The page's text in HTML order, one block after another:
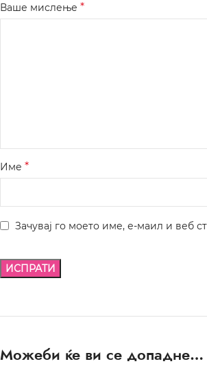
Ваше мислење *
Име *
Зачувај го моето име, е-маил и веб
Можеби ќе ви се допадне…